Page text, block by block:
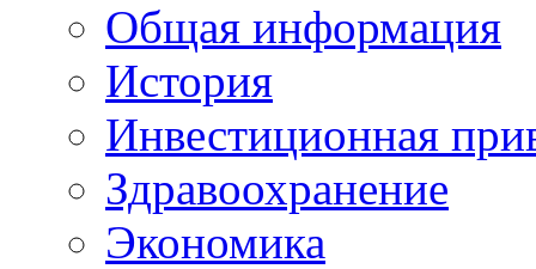
Общая информация
История
Инвестиционная
Здравоохранение
Экономика